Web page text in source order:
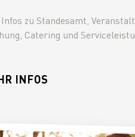
zu Standesamt,
Catering und
INFOS